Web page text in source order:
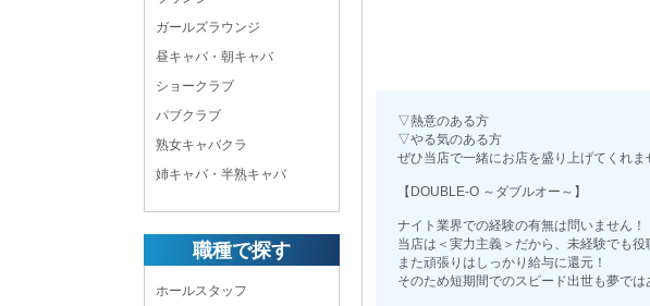
ガールズラウンジ
昼キャバ・朝キャバ
ショークラブ
パブクラブ
熟女キャバクラ
姉キャバ・半熟キャバ
職種で探す
ホールスタッフ
▽熱意のある方
▽やる気のある方
ぜひ当店で一緒にお店を盛り上げてくれま
【DOUBLE-O ～ダブルオー～】
ナイト業界での経験の有無は問いません！
当店は＜実力主義＞だから、未経験でも役
また頑張りはしっかり給与に還元！
そのため短期間でのスピード出世も夢では